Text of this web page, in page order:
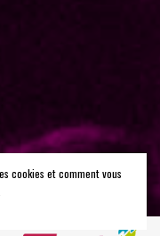
cookies et comment vous